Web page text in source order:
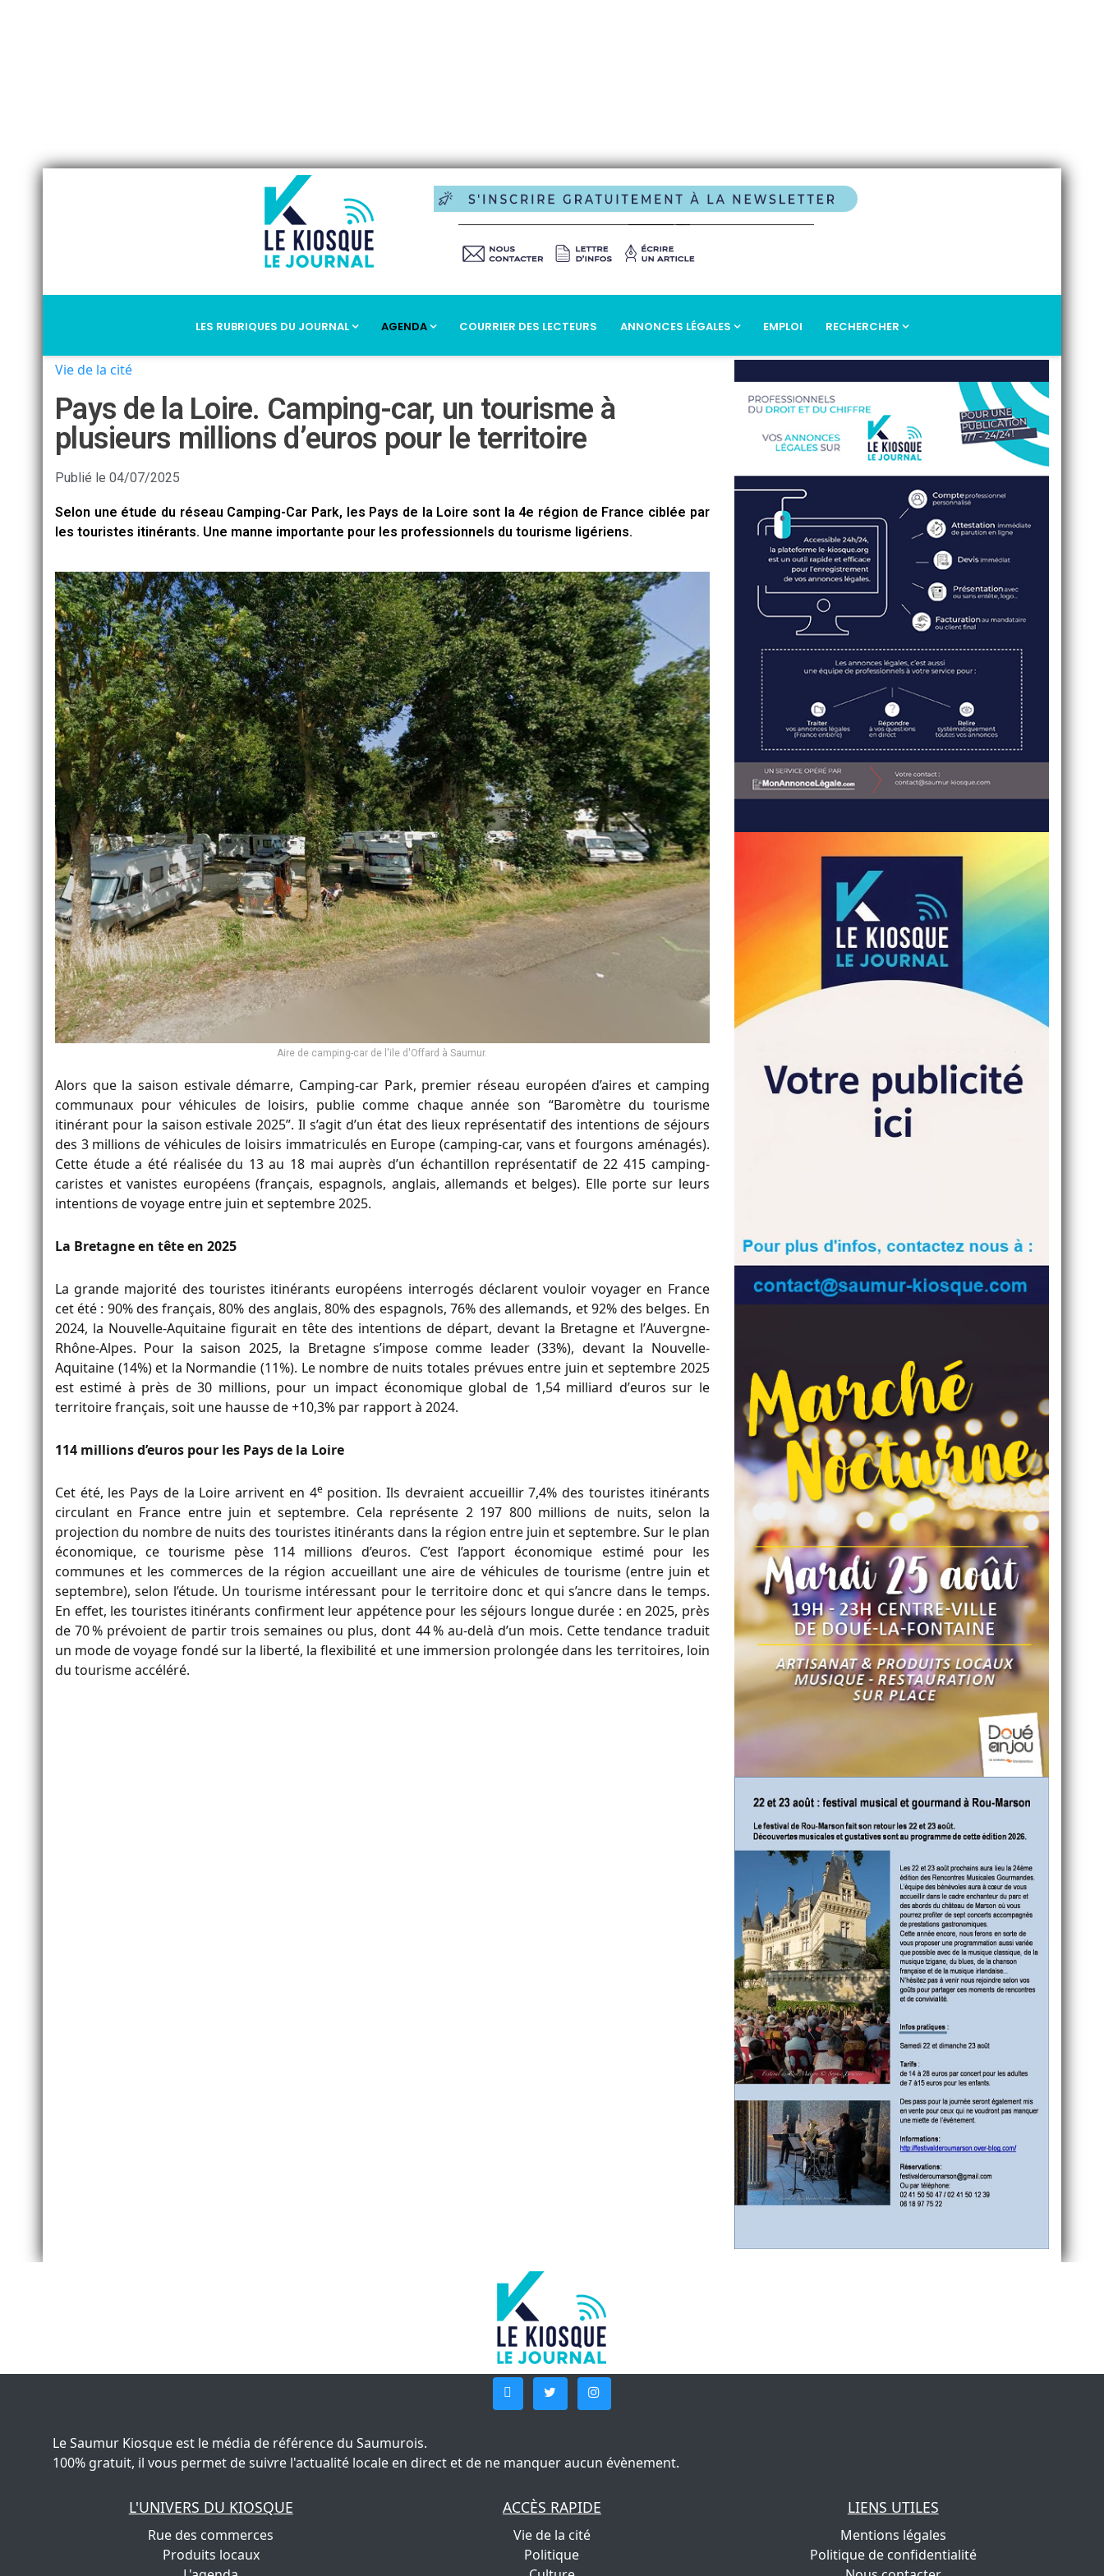
LES RUBRIQUES DU JOURNAL AGENDA COURRIER DES LECTEURS ANNONCES LÉGALES EMPLOI RECHERCHER
Vie de la cité
Pays de la Loire. Camping-car, un tourisme à
plusieurs millions d’euros pour le territoire
Publié le 04/07/2025
Selon une étude du réseau Camping-Car Park, les Pays de la Loire sont la 4e région de France ciblée par
les touristes itinérants. Une manne importante pour les professionnels du tourisme ligériens.
Aire de camping-car de l'ile d'Offard à Saumur.
Alors que la saison estivale démarre, Camping-car Park, premier réseau européen d’aires et camping
communaux pour véhicules de loisirs, publie comme chaque année son “Baromètre du tourisme
itinérant pour la saison estivale 2025”. Il s’agit d’un état des lieux représentatif des intentions de séjours
des 3 millions de véhicules de loisirs immatriculés en Europe (camping-car, vans et fourgons aménagés).
Cette étude a été réalisée du 13 au 18 mai auprès dʼun échantillon représentatif de 22 415 camping-
caristes et vanistes européens (français, espagnols, anglais, allemands et belges). Elle porte sur leurs
intentions de voyage entre juin et septembre 2025.
La Bretagne en tête en 2025
La grande majorité des touristes itinérants européens interrogés déclarent vouloir voyager en France
cet été : 90% des français, 80% des anglais, 80% des espagnols, 76% des allemands, et 92% des belges. En
2024, la Nouvelle-Aquitaine figurait en tête des intentions de départ, devant la Bretagne et lʼAuvergne-
Rhône-Alpes. Pour la saison 2025, la Bretagne sʼimpose comme leader (33%), devant la Nouvelle-
Aquitaine (14%) et la Normandie (11%). Le nombre de nuits totales prévues entre juin et septembre 2025
est estimé à près de 30 millions, pour un impact économique global de 1,54 milliard dʼeuros sur le
territoire français, soit une hausse de +10,3% par rapport à 2024.
114 millions d’euros pour les Pays de la Loire
Cet été, les Pays de la Loire arrivent en 4eposition. Ils devraient accueillir 7,4% des touristes itinérants
circulant en France entre juin et septembre. Cela représente 2 197 800 millions de nuits, selon la
projection du nombre de nuits des touristes itinérants dans la région entre juin et septembre. Sur le plan
économique, ce tourisme pèse 114 millions d’euros. C’est l’apport économique estimé pour les
communes et les commerces de la région accueillant une aire de véhicules de tourisme (entre juin et
septembre), selon l’étude. Un tourisme intéressant pour le territoire donc et qui s’ancre dans le temps.
En effet, les touristes itinérants confirment leur appétence pour les séjours longue durée : en 2025, près
de 70 % prévoient de partir trois semaines ou plus, dont 44 % au-delà d’un mois. Cette tendance traduit
un mode de voyage fondé sur la liberté, la flexibilité et une immersion prolongée dans les territoires, loin
du tourisme accéléré.
Le Saumur Kiosque est le média de référence du Saumurois.
100% gratuit, il vous permet de suivre l'actualité locale en direct et de ne manquer aucun évènement.
L'UNIVERS DU KIOSQUE
Rue des commerces
Produits locaux
ACCÈS RAPIDE
Vie de la cité
Politique
LIENS UTILES
Mentions légales
Politique de confidentialité